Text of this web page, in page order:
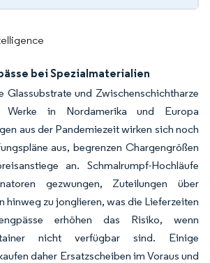
bei Spezialmaterialien
Glassubstrate und Zwischenschichtharze
in Nordamerika und Europa
aus der Pandemiezeit wirken sich noch
aus, begrenzen Chargengrößen
an. Schmalrumpf-Hochläufe
gezwungen, Zuteilungen über
hinweg zu jonglieren, was die Lieferzeiten
erhöhen das Risiko, wenn
nicht verfügbar sind. Einige
daher Ersatzscheiben im Voraus und